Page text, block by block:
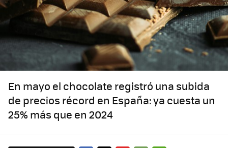
En mayo el chocolate registró una subida
de precios récord en España: ya cuesta un
25% más que en 2024